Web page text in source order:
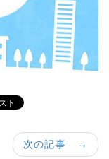
次の記事 →